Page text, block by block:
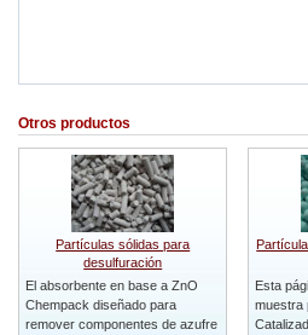
Otros productos
Partículas sólidas para
desulfuración
El absorbente en base a ZnO
Chempack diseñado para
remover componentes de azufre
Esta
muestra